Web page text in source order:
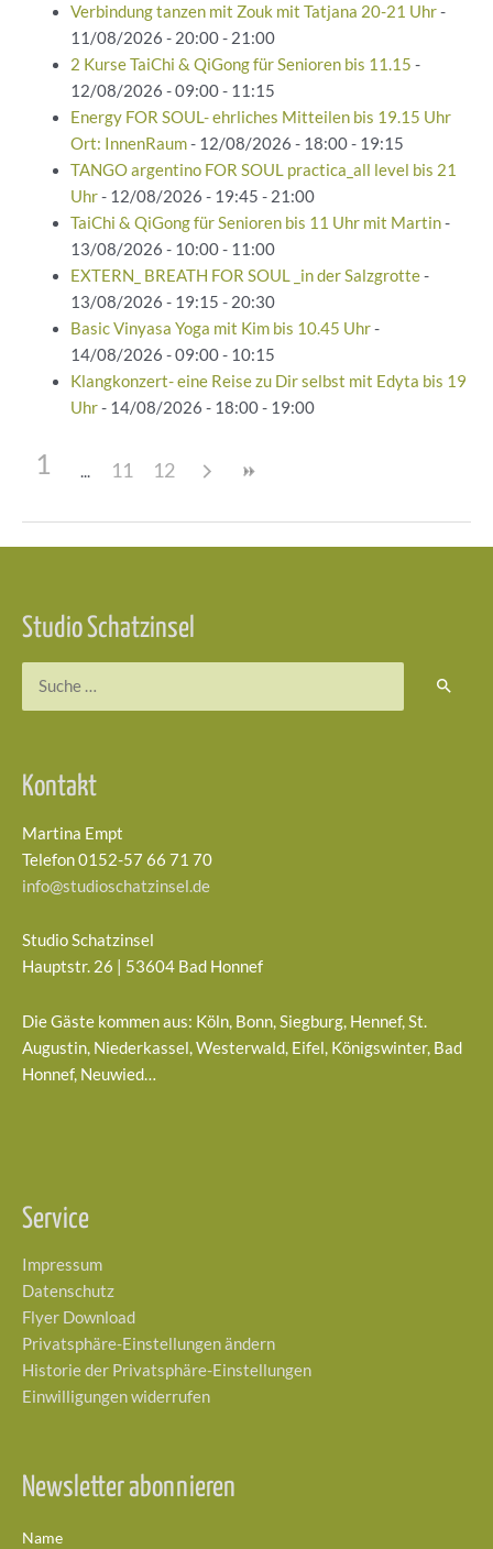
Verbindung tanzen mit Zouk mit Tatjana 20-21 Uhr-
11/08/2026 - 20:00 - 21:00
2 Kurse TaiChi & QiGong für Senioren bis 11.15 -
12/08/2026 - 09:00 - 11:15
Energy FOR SOUL- ehrliches Mitteilen bis 19.15 Uhr
Ort: InnenRaum- 12/08/2026 - 18:00 - 19:15
TANGO argentino FOR SOUL practica_all level bis 21
Uhr- 12/08/2026 - 19:45 - 21:00
TaiChi & QiGong für Senioren bis 11 Uhr mit Martin-
13/08/2026 - 10:00 - 11:00
EXTERN_ BREATH FOR SOUL _in der Salzgrotte-
13/08/2026 - 19:15 - 20:30
Basic Vinyasa Yoga mit Kim bis 10.45 Uhr-
14/08/2026 - 09:00 - 10:15
Klangkonzert- eine Reise zu Dir selbst mit Edyta bis 19
Uhr- 14/08/2026 - 18:00 - 19:00
1 11 12
Studio Schatzinsel
Kontakt
Martina Empt
Telefon 0152-57 66 71 70
info@studioschatzinsel.de
Studio Schatzinsel
Hauptstr. 26 | 53604 Bad Honnef
Die Gäste kommen aus: Köln, Bonn, Siegburg, Hennef, St.
Augustin, Niederkassel, Westerwald, Eifel, Königswinter, Bad
Honnef, Neuwied…
Service
Impressum
Datenschutz
Flyer Download
Privatsphäre-Einstellungen ändern
Historie der Privatsphäre-Einstellungen
Einwilligungen widerrufen
Newsletter abonnieren
Name